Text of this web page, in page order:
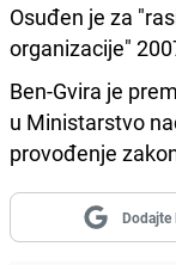
Osuđen je za
organizacije"
Ben-Gvira je
u Ministarstvo
provođenje
Dodajte